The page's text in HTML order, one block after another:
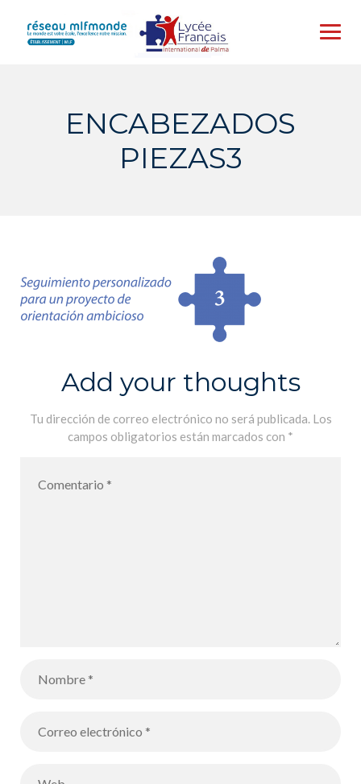
content
ENCABEZADOS
PIEZAS3
Add your thoughts
Tu dirección de correo electrónico no será publicada. Los
campos obligatorios están marcados con *